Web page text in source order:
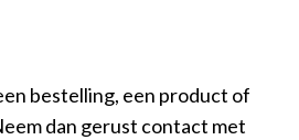
bestelling, een product of
dan gerust contact met